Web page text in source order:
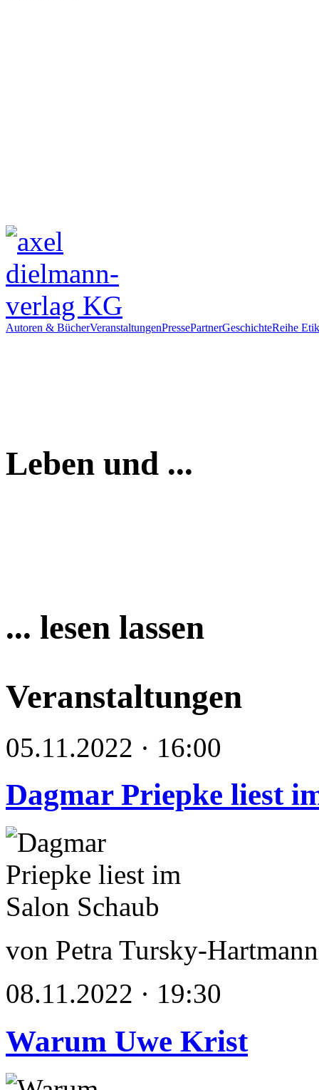
Autoren & BücherVeranstaltungenPressePartnerGeschichteReihe
Leben und ...
... lesen lassen
Veranstaltungen
05.11.2022 · 16:00
Dagmar Priepke liest
von Petra Tursky-
08.11.2022 · 19:30
Warum Uwe Krist